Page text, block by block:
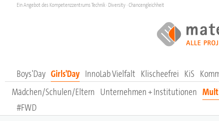
Ein Angebot des Kompetenzzentrums Technik · Diversity · Chancengleichheit
Boys'Day Girls'Day
Mädchen/Schulen/Eltern Unternehmen + Institutionen
InnoLab Vielfalt Klischeefrei KiS
#FWD